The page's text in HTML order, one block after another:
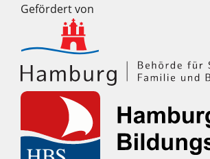
Gefördert von